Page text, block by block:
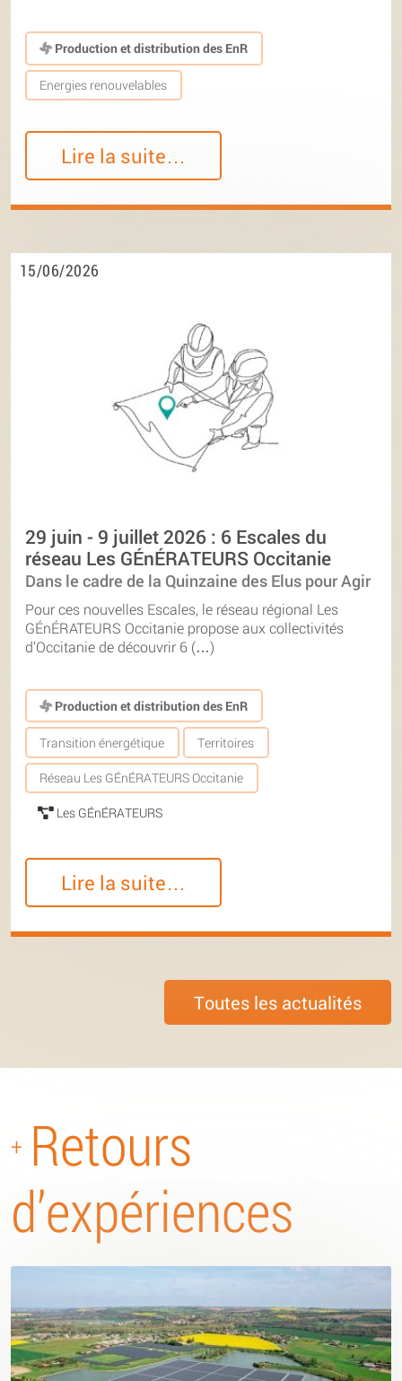
Production et distribution des EnR
Energies renouvelables
Lire la suite…
15/06/2026
29 juin - 9 juillet 2026 : 6 Escales du
réseau Les GÉnÉRATEURS Occitanie
Dans le cadre de la Quinzaine des Elus pour Agir
Pour ces nouvelles Escales, le réseau régional Les
GÉnÉRATEURS Occitanie propose aux collectivités
d’Occitanie de découvrir 6 (…)
Production et distribution des EnR
Transition énergétique Territoires
Réseau Les GÉnÉRATEURS Occitanie
Les GÉnÉRATEURS
Lire la suite…
Toutes les actualités
+ Retours
d’expériences